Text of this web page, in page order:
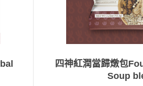
四神紅潤當歸燉包
Soup